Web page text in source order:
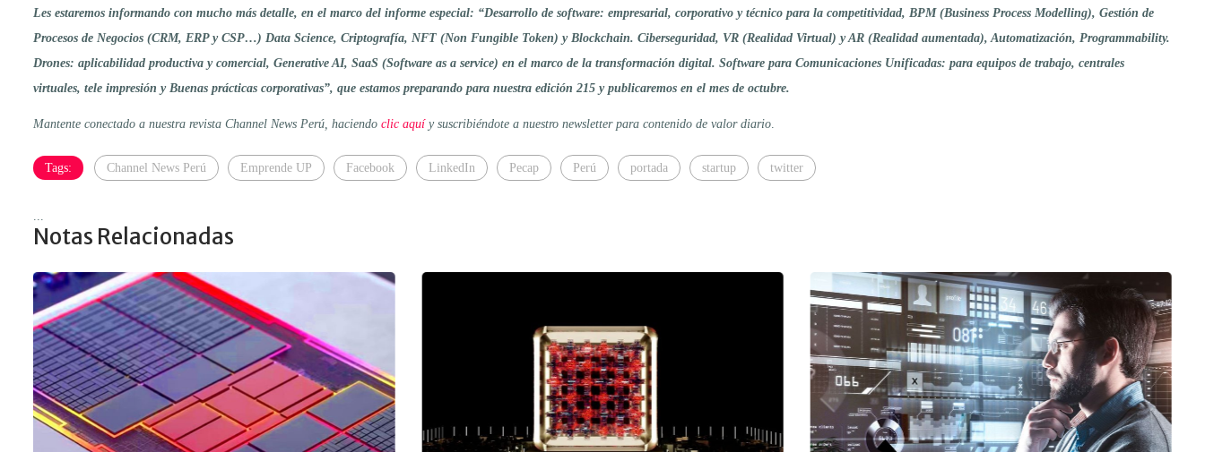
Les estaremos informando con mucho más detalle, en el marco del informe especial: “Desarrollo de software: empresarial, corporativo y técnico para la competitividad, BPM (Business Process Modelling), Gestión de
Procesos de Negocios (CRM, ERP y CSP…) Data Science, Criptografía, NFT (Non Fungible Token) y Blockchain. Ciberseguridad, VR (Realidad Virtual) y AR (Realidad aumentada), Automatización, Programmability.
Drones: aplicabilidad productiva y comercial, Generative AI, SaaS (Software as a service) en el marco de la transformación digital. Software para Comunicaciones Unificadas: para equipos de trabajo, centrales
virtuales, tele impresión y Buenas prácticas corporativas”, que estamos preparando para nuestra edición 215 y publicaremos en el mes de octubre.
Mantente conectado a nuestra revista Channel News Perú, haciendo clic aquíy suscribiéndote a nuestro newsletter para contenido de valor diario
Tags: Channel News Perú Emprende UP Facebook LinkedIn Pecap Perú portada startup twitter
Notas Relacionadas